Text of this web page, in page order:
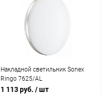
Накладной светильник Sonex
Ringo 7625/AL
1 113 руб. / шт